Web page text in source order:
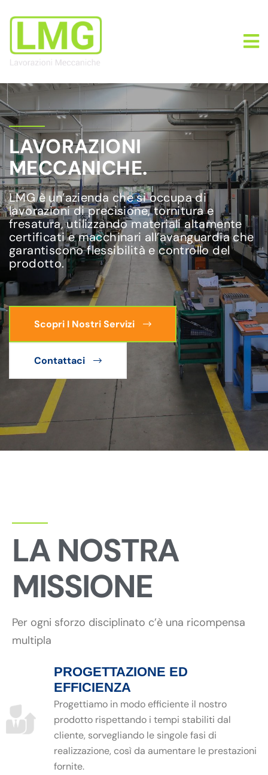
LAVORAZIONI
MECCANICHE.
LMG è un’azienda che si occupa di
lavorazioni di precisione, tornitura e
fresatura, utilizzando materiali altamente
certificati e macchinari all’avanguardia che
garantiscono flessibilità e controllo del
prodotto.
Scopri I Nostri Servizi
Contattaci
LA NOSTRA
MISSIONE
Per ogni sforzo disciplinato c’è una ricompensa
multipla
PROGETTAZIONE ED
EFFICIENZA
Progettiamo in modo efficiente il nostro
prodotto rispettando i tempi stabiliti dal
cliente, sorvegliando le singole fasi di
realizzazione, così da aumentare le prestazioni
fornite.